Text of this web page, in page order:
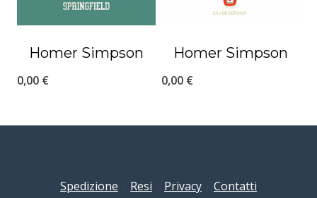
Homer Simpson
0,00 €
Homer Simpson
0,00 €
Spedizione Resi Privacy Contatti